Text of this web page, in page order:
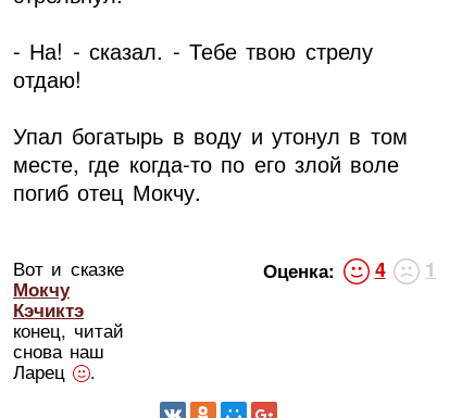
- На! - сказал. - Тебе твою стрелу
отдаю!
Упал богатырь в воду и утонул в том
месте, где когда-то по его злой воле
погиб отец Мокчу.
Вот и сказке
Мокчу
Кэчиктэ
конец, читай
снова наш
Ларец .
Оценка: 4 1